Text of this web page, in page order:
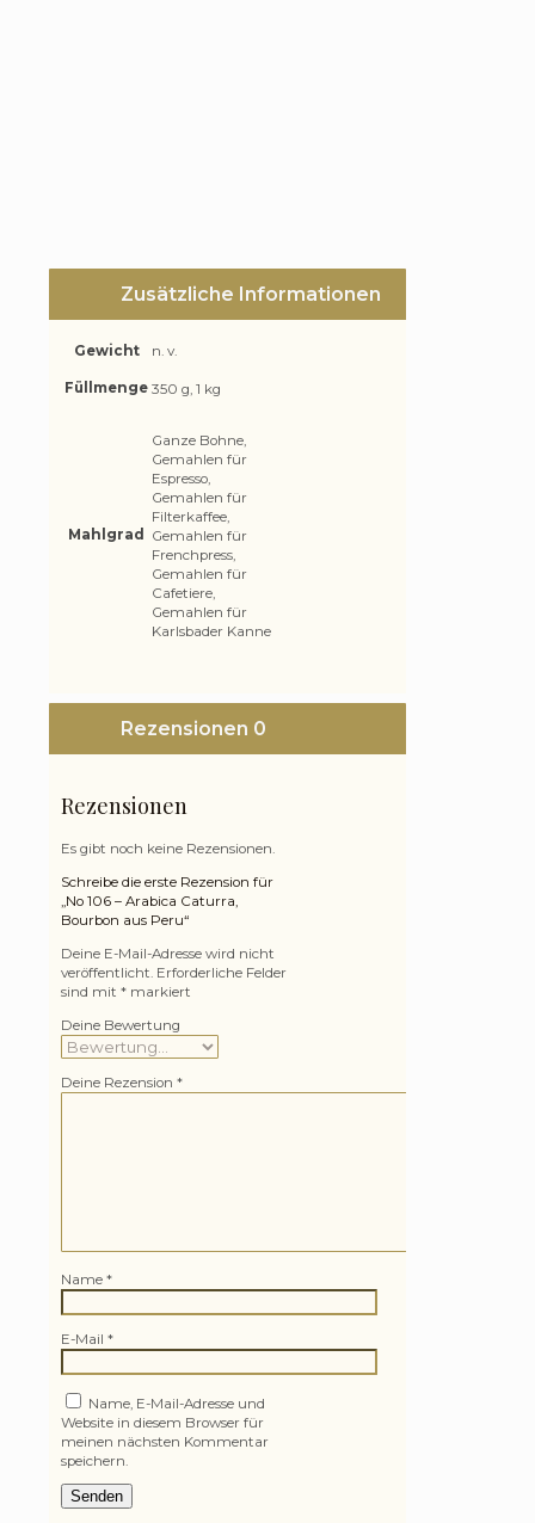
Zusätzliche Informationen
Gewicht n. v.
Füllmenge 350 g, 1 kg
Mahlgrad
Ganze Bohne,
Gemahlen für
Espresso,
Gemahlen für
Filterkaffee,
Gemahlen für
Frenchpress,
Gemahlen für
Cafetiere,
Gemahlen für
Karlsbader Kanne
Rezensionen 0
Rezensionen
Es gibt noch keine Rezensionen.
Schreibe die erste Rezension für
„No 106 – Arabica Caturra,
Bourbon aus Peru“
Deine E-Mail-Adresse wird nicht
veröffentlicht. Erforderliche Felder
sind mit * markiert
Deine Bewertung
Deine Rezension *
Name *
E-Mail *
Name, E-Mail-Adresse und
Website in diesem Browser für
meinen nächsten Kommentar
speichern.